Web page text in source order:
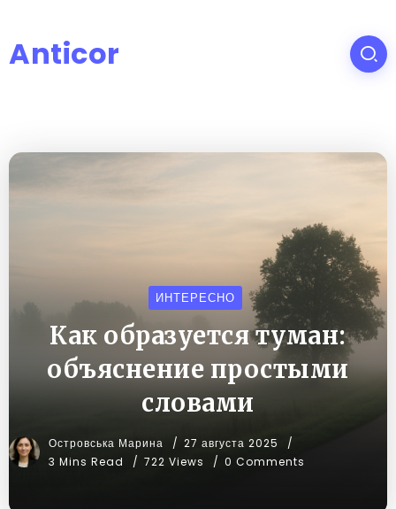
Anticor
ИНТЕРЕСНО
Как образуется туман:
объяснение простыми
словами
Островська Марина
27 августа 2025
3 Mins Read
722 Views 0 Comments